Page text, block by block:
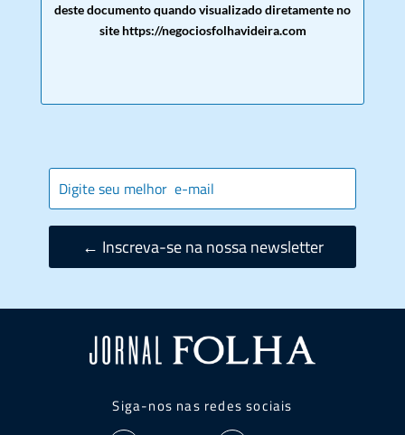
deste documento quando visualizado diretamente no
site https://negociosfolhavideira.com
← Inscreva-se na nossa newsletter
Siga-nos nas redes sociais